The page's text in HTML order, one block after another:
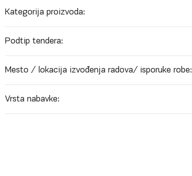
Kategorija proizvoda:
Podtip tendera:
Mesto / lokacija izvođenja radova/ isporuke robe:
Vrsta nabavke: